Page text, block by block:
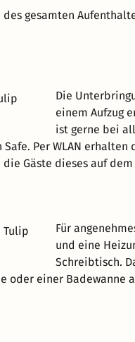
gesamten
Die
einem Aufzug
ist gerne bei
Per WLAN
Gäste dieses auf
Für
und eine
Schreibtisch.
oder einer Badewanne